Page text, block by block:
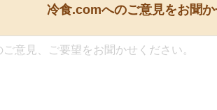
冷食.comへのご意見をお聞